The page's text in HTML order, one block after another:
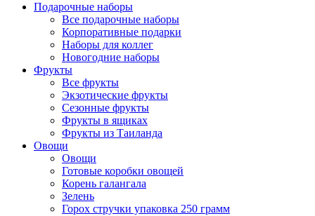
Подарочные наборы
Все подарочные наборы
Корпоративные подарки
Наборы для коллег
Новогодние наборы
Фрукты
Все фрукты
Экзотические фрукты
Сезонные фрукты
Фрукты в ящиках
Фрукты из Таиланда
Овощи
Овощи
Готовые коробки овощей
Корень галангала
Зелень
Горох стручки упаковка 250 грамм